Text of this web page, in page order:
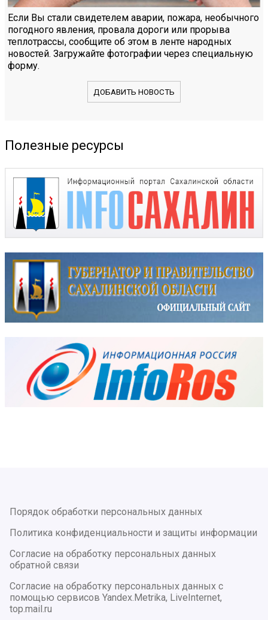
Если Вы стали свидетелем аварии, пожара, необычного
погодного явления, провала дороги или прорыва
теплотрассы, сообщите об этом в ленте народных
новостей. Загружайте фотографии через специальную
форму.
ДОБАВИТЬ НОВОСТЬ
Полезные ресурсы
Порядок обработки персональных данных
Политика конфиденциальности и защиты информации
Согласие на обработку персональных данных
обратной связи
Согласие на обработку персональных данных с
помощью сервисов Yandex.Metrika, LiveInternet,
top.mail.ru